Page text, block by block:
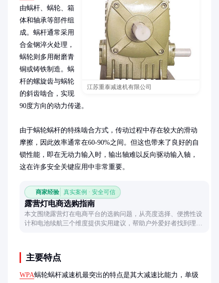
江苏重泰减速机有限公司
由蜗杆、蜗轮、箱
体和轴承等部件组
成。蜗杆通常采用
合金钢淬火处理，
蜗轮则多用耐磨青
铜或铸铁制造。蜗
杆的螺旋齿与蜗轮
的斜齿啮合，实现
90度方向的动力传递。
由于蜗轮蜗杆的特殊啮合方式，传动过程中存在较大的滑动
摩擦，因此效率通常在60-90%之间。但这也带来了良好的自
锁性能，即在无动力输入时，输出轴难以反向驱动输入轴，
这在许多安全关键应用中非常重要。
商家经验 真实案例 · 安全可信
露营灯电商选购指南
本文围绕露营灯在电商平台的选购问题，从亮度选择、便携性设
计和电池续航三个维度提供实用建议，帮助户外爱好者找到理想
主要特点
WPA蜗轮蜗杆减速机最突出的特点是其大减速比能力，单级